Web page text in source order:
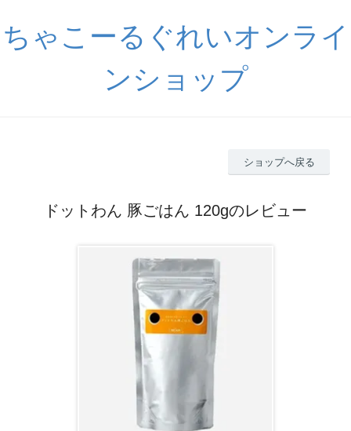
ちゃこーるぐれいオンライ
ンショップ
ショップへ戻る
ドットわん 豚ごはん 120gのレビュー